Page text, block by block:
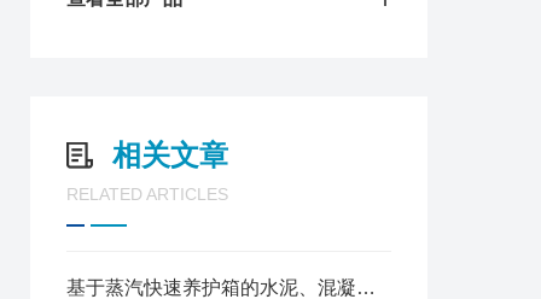
相关文章
RELATED ARTICLES
基于蒸汽快速养护箱的水泥、混凝土试块加速养护试验规程